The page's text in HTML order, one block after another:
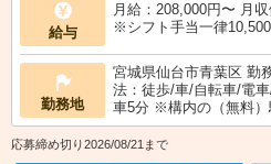
給与
月給：208,000円〜 月
※シフト手当一律
勤務地
宮城県仙台市青葉区 勤
法：徒歩/車/自転車/電
車5分 ※構内の（無料
応募締め切り2026/08/21まで